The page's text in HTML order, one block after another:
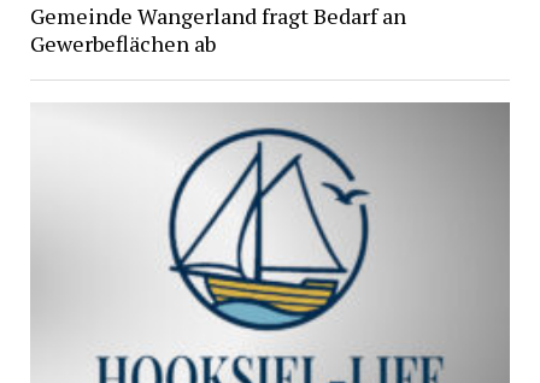
Gemeinde Wangerland fragt Bedarf an
Gewerbeflächen ab